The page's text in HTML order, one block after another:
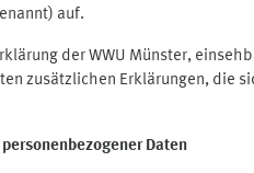
auf.
der WWU Münster,
zusätzlichen Erklärungen, die
Daten